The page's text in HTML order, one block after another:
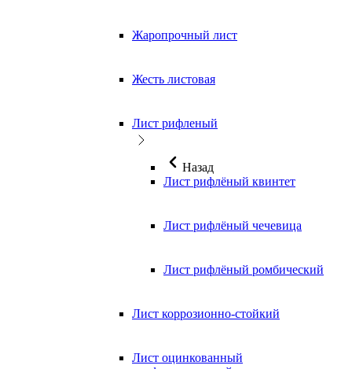
Жаропрочный лист
Жесть листовая
Лист рифленый
Назад
Лист рифлёный квинтет
Лист рифлёный чечевица
Лист рифлёный ромбический
Лист коррозионно-стойкий
Лист оцинкованный